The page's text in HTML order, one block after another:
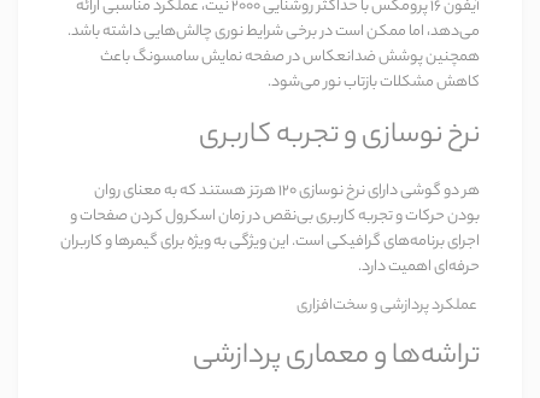
آیفون 16 پرومکس
با حداکثر روشنایی ۲۰۰۰ نیت، عملکرد مناسبی ارائه
می‌دهد، اما ممکن است در برخی شرایط نوری چالش‌هایی داشته باشد.
همچنین پوشش ضدانعکاس در صفحه نمایش سامسونگ باعث
کاهش مشکلات بازتاب نور می‌شود.
نرخ نوسازی و تجربه کاربری
هر دو گوشی دارای نرخ نوسازی ۱۲۰ هرتز هستند که به معنای روان
بودن حرکات و تجربه کاربری بی‌نقص در زمان اسکرول کردن صفحات و
اجرای برنامه‌های گرافیکی است. این ویژگی به ویژه برای گیمرها و کاربران
حرفه‌ای اهمیت دارد.
عملکرد پردازشی و سخت‌افزاری
تراشه‌ها و معماری پردازشی